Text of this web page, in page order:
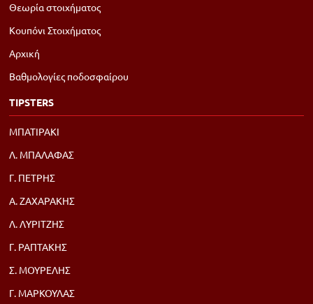
Θεωρία στοιχήματος
Κουπόνι Στοιχήματος
Αρχική
Βαθμολογίες ποδοσφαίρου
TIPSTERS
ΜΠΑΤΙΡΑΚΙ
Λ. ΜΠΑΛΑΦΑΣ
Γ. ΠΕΤΡΗΣ
Α. ΖΑΧΑΡΑΚΗΣ
Λ. ΛΥΡΙΤΖΗΣ
Γ. ΡΑΠΤΑΚΗΣ
Σ. ΜΟΥΡΕΛΗΣ
Γ. ΜΑΡΚΟΥΛΑΣ